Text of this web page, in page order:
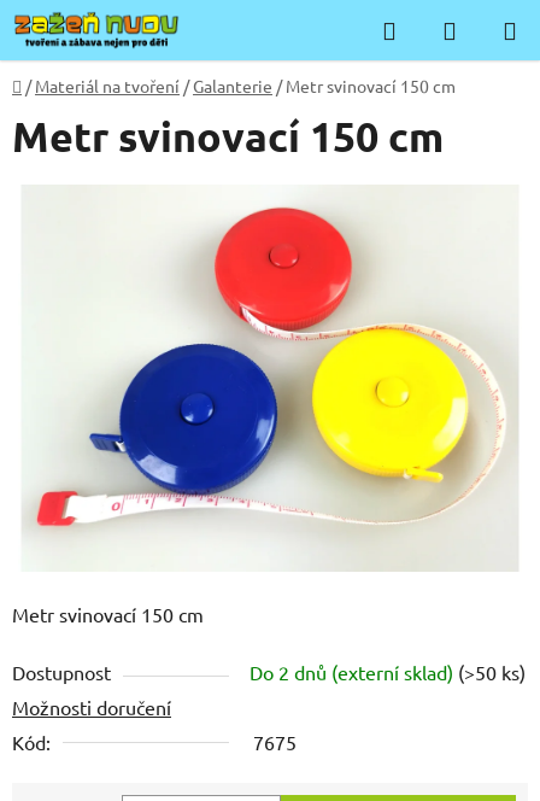
Přejít
na
obsah
Hledat
KOŠÍK
Domů
/ Materiál na tvoření /Galanterie / Metr svinovací 150 cm
Metr svinovací 150 cm
Dostupnost Do 2 dnů (externí sklad) (>50 ks)
Možnosti doručení
Kód:
7675
Metr svinovací 150 cm